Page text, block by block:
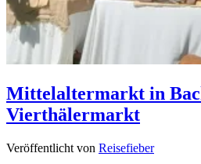
Mittelaltermarkt in
Vierthälermarkt
Veröffentlicht von Reisefieber